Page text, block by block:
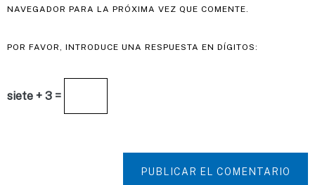
NAVEGADOR PARA LA PRÓXIMA VEZ QUE COMENTE.
POR FAVOR, INTRODUCE UNA RESPUESTA EN DÍGITOS:
siete + 3 =
PUBLICAR EL COMENTARIO